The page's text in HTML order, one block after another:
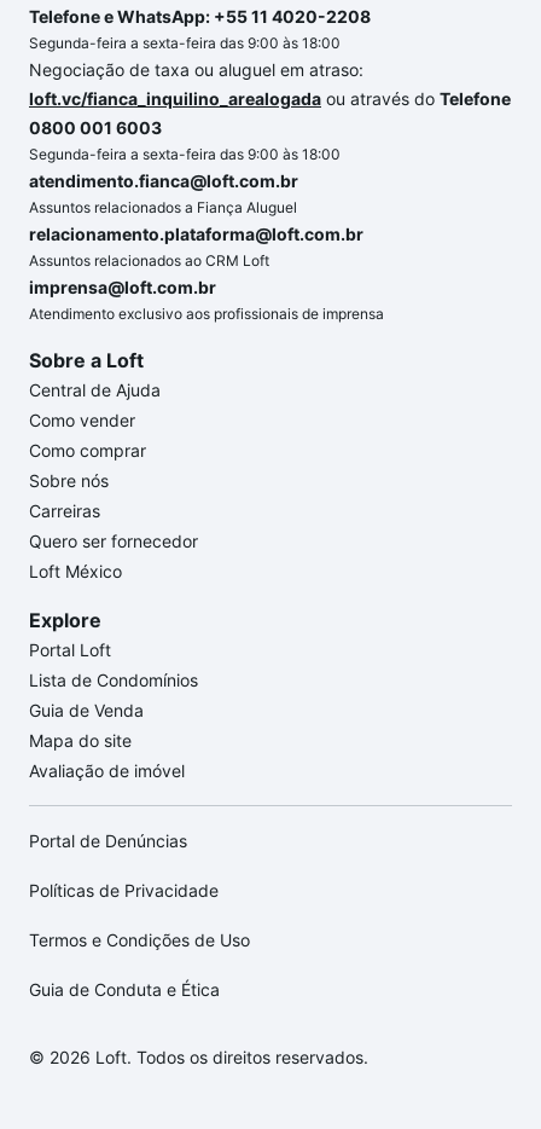
Telefone e WhatsApp: +55 11 4020-2208
Segunda-feira a sexta-feira das 9:00 às 18:00
Negociação de taxa ou aluguel em atraso:
loft.vc/fianca_inquilino_arealogada ou através do Telefone
0800 001 6003
Segunda-feira a sexta-feira das 9:00 às 18:00
atendimento.fianca@loft.com.br
Assuntos relacionados a Fiança Aluguel
relacionamento.plataforma@loft.com.br
Assuntos relacionados ao CRM Loft
imprensa@loft.com.br
Atendimento exclusivo aos profissionais de imprensa
Sobre a Loft
Central de Ajuda
Como vender
Como comprar
Sobre nós
Carreiras
Quero ser fornecedor
Loft México
Explore
Portal Loft
Lista de Condomínios
Guia de Venda
Mapa do site
Avaliação de imóvel
Portal de Denúncias
Políticas de Privacidade
Termos e Condições de Uso
Guia de Conduta e Ética
© 2026 Loft. Todos os direitos reservados.